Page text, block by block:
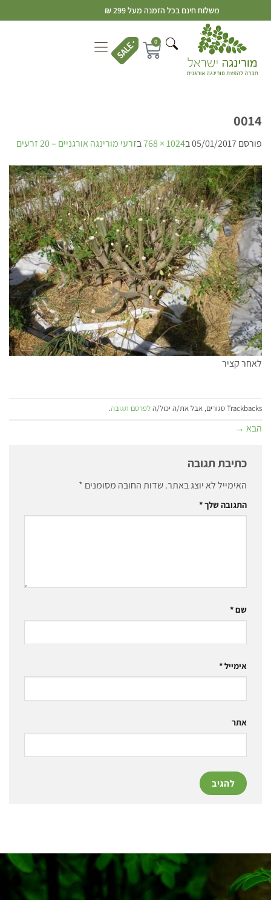
משלוח חינם בכל הזמנה מעל 299 ₪
0
0014
פורסם05/01/2017ב1024 × 768 בזרעי מורינגה אורגניים – 20 זרעים
לאחר קציר
Trackbacks סגורים, אבל את/ה יכול/ה לפרסם תגובה.
הבא →
כתיבת תגובה
האימייל לא יוצג באתר.שדות החובה מסומנים *
התגובה שלך*
שם*
אימייל*
אתר